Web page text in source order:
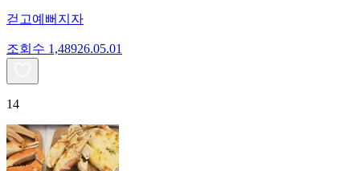
걷고예뻐지자
조회수 1,48926.05.01
14